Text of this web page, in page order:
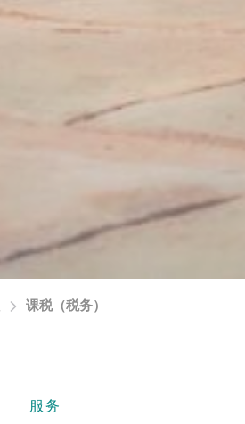
课税（税务）
服务